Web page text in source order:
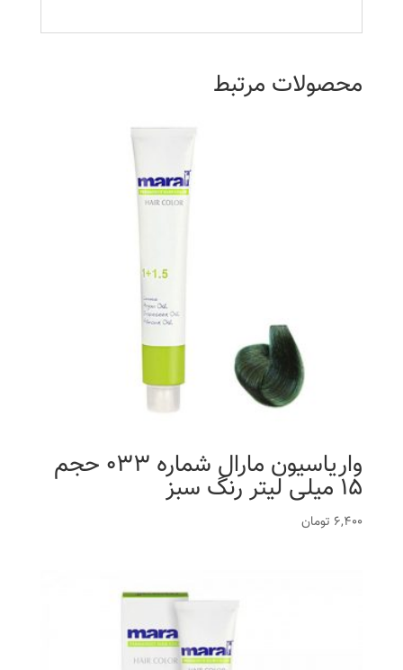
محصولات مرتبط
واریاسیون مارال شماره 033 حجم
15 میلی لیتر رنگ سبز
6,400 تومان